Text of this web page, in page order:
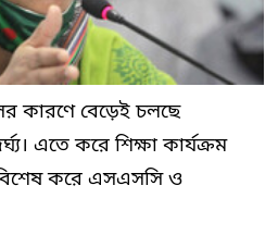
কারণে বেড়েই চলছে
এতে করে শিক্ষা কার্যক্রম
করে এসএসসি ও